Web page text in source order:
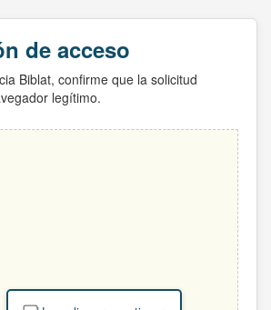
de acceso
Biblat, confirme que la solicitud
legítimo.